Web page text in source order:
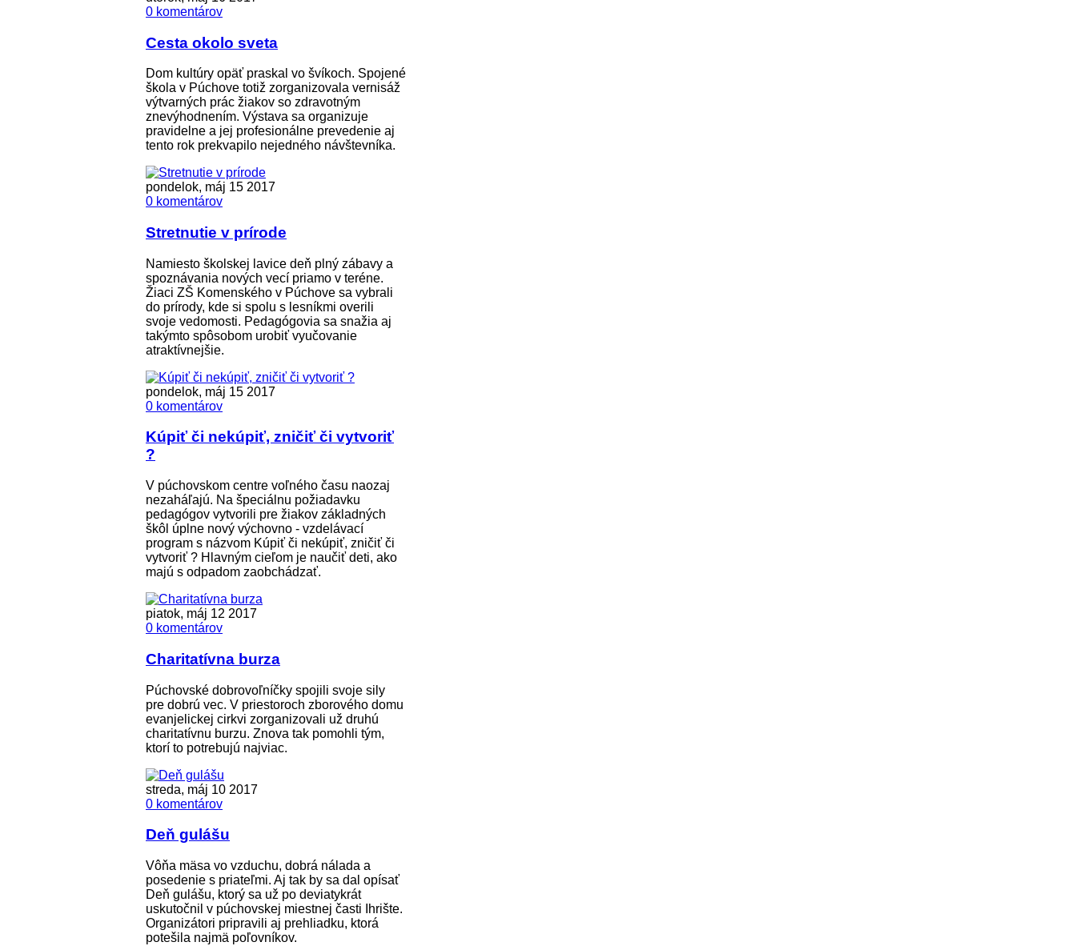
0 komentárov
Cesta okolo sveta
Dom kultúry opäť praskal vo švíkoch. Spojené
škola v Púchove totiž zorganizovala vernisáž
výtvarných prác žiakov so zdravotným
znevýhodnením. Výstava sa organizuje
pravidelne a jej profesionálne prevedenie aj
tento rok prekvapilo nejedného návštevníka.
pondelok, máj 15 2017
0 komentárov
Stretnutie v prírode
Namiesto školskej lavice deň plný zábavy a
spoznávania nových vecí priamo v teréne.
Žiaci ZŠ Komenského v Púchove sa vybrali
do prírody, kde si spolu s lesníkmi overili
svoje vedomosti. Pedagógovia sa snažia aj
takýmto spôsobom urobiť vyučovanie
atraktívnejšie.
pondelok, máj 15 2017
0 komentárov
Kúpiť či nekúpiť, zničiť či vytvoriť
?
V púchovskom centre voľného času naozaj
nezaháľajú. Na špeciálnu požiadavku
pedagógov vytvorili pre žiakov základných
škôl úplne nový výchovno - vzdelávací
program s názvom Kúpiť či nekúpiť, zničiť či
vytvoriť ? Hlavným cieľom je naučiť deti, ako
majú s odpadom zaobchádzať.
piatok, máj 12 2017
0 komentárov
Charitatívna burza
Púchovské dobrovoľníčky spojili svoje sily
pre dobrú vec. V priestoroch zborového domu
evanjelickej cirkvi zorganizovali už druhú
charitatívnu burzu. Znova tak pomohli tým,
ktorí to potrebujú najviac.
streda, máj 10 2017
0 komentárov
Deň gulášu
Vôňa mäsa vo vzduchu, dobrá nálada a
posedenie s priateľmi. Aj tak by sa dal opísať
Deň gulášu, ktorý sa už po deviatykrát
uskutočnil v púchovskej miestnej časti Ihrište.
Organizátori pripravili aj prehliadku, ktorá
potešila najmä poľovníkov.